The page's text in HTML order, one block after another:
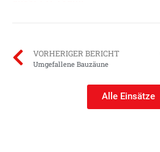
VORHERIGER BERICHT
Umgefallene Bauzäune
Alle Einsätze